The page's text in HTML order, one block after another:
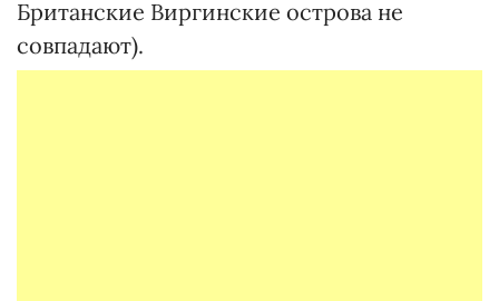
Британские Виргинские острова не
совпадают).